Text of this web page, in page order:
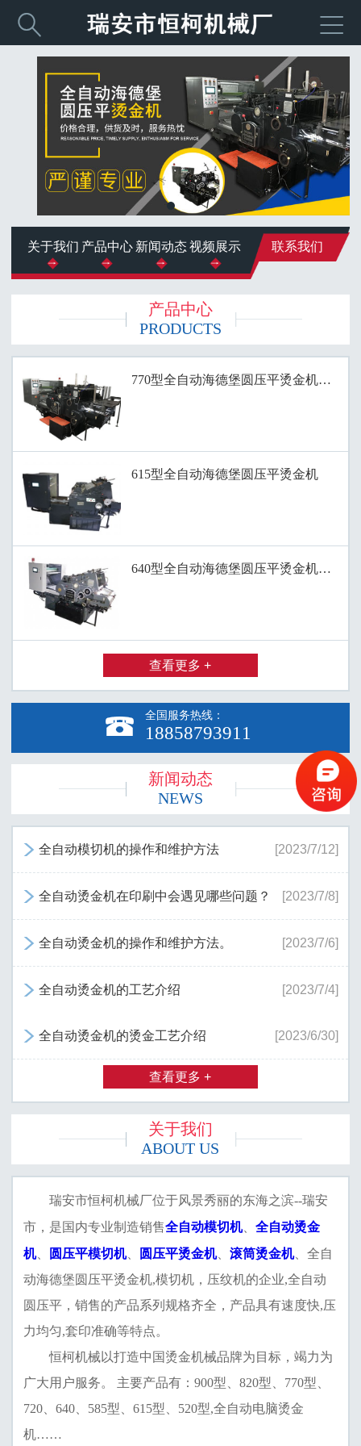


关于我们 产品中心 新闻动态视频展示 联系我们
产品中心
PRODUCTS
770型全自动海德堡圆压平烫金机、滚筒
615型全自动海德堡圆压平烫金机
640型全自动海德堡圆压平烫金机、全自
查看更多 +
 全国服务热线：
18858793911
新闻动态
NEWS
 [2023/7/12]
全自动模切机的操作和维护方法
 [2023/7/8]
全自动烫金机在印刷中会遇见哪些问题？
 [2023/7/6]
全自动烫金机的操作和维护方法。
 [2023/7/4]
全自动烫金机的工艺介绍
 [2023/6/30]
全自动烫金机的烫金工艺介绍
查看更多 +
关于我们
ABOUT US
瑞安市恒柯机械厂位于风景秀丽的东海之滨--瑞安
市，是国内专业制造销售全自动模切机、全自动烫金
机、 圆压平模切机、 圆压平烫金机、滚筒烫金机、全自
动海德堡圆压平烫金机,模切机，压纹机的企业,全自动
圆压平，销售的产品系列规格齐全，产品具有速度快,压
力均匀,套印准确等特点。
恒柯机械以打造中国烫金机械品牌为目标，竭力为
广大用户服务。 主要产品有：900型、820型、770型、
720、640、585型、615型、520型,全自动电脑烫金
机……